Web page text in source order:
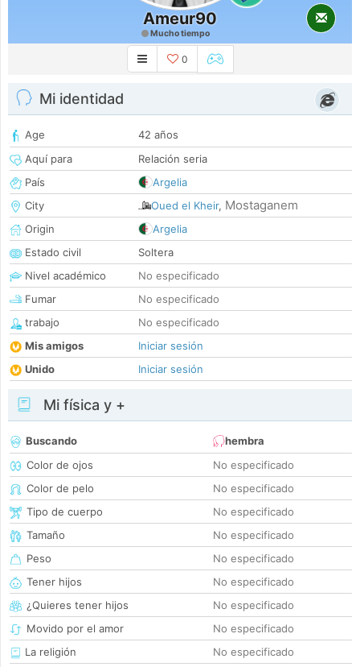
Ameur90
Mucho tiempo
0
Mi identidad
Age
42 años
Aquí para
Relación seria
País
Argelia
City
Oued el Kheir, Mostaganem
Origin
Argelia
Estado civil
Soltera
Nivel académico
No especificado
Fumar
No especificado
trabajo
No especificado
Mis amigos
Iniciar sesión
Unido
Iniciar sesión
Mi física y +
Buscando
hembra
Color de ojos
No especificado
Color de pelo
No especificado
Tipo de cuerpo
No especificado
Tamaño
No especificado
Peso
No especificado
Tener hijos
No especificado
¿Quieres tener hijos
No especificado
Movido por el amor
No especificado
La religión
No especificado